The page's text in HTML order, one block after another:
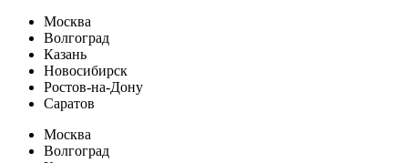
Москва
Волгоград
Казань
Новосибирск
Ростов-на-Дону
Саратов
Москва
Волгоград